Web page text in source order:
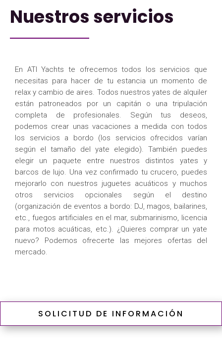
Nuestros servicios
En ATI Yachts te ofrecemos todos los servicios que
necesitas para hacer de tu estancia un momento de
relax y cambio de aires. Todos nuestros yates de alquiler
están patroneados por un capitán o una tripulación
completa de profesionales. Según tus deseos,
podemos crear unas vacaciones a medida con todos
los servicios a bordo (los servicios ofrecidos varían
según el tamaño del yate elegido). También puedes
elegir un paquete entre nuestros distintos yates y
barcos de lujo. Una vez confirmado tu crucero, puedes
mejorarlo con nuestros juguetes acuáticos y muchos
otros servicios opcionales según el destino
(organización de eventos a bordo: DJ, magos, bailarines,
etc., fuegos artificiales en el mar, submarinismo, licencia
para motos acuáticas, etc.). ¿Quieres comprar un yate
nuevo? Podemos ofrecerte las mejores ofertas del
mercado.
SOLICITUD DE INFORMACIÓN